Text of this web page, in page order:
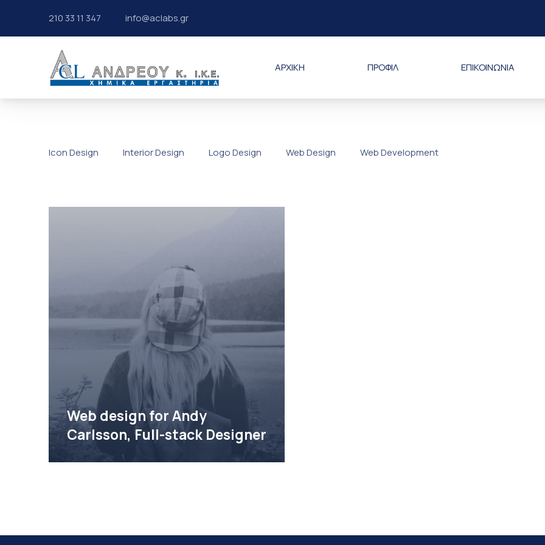
210 33 11 347 info@aclabs.gr
ΧΗΜΙΚΑ ΕΡΓΑΣΤΗΡΙΑ “ΑΝΔΡΕΟΥ K. I.K.E”
ΑΡΧΙΚΗ ΠΡΟΦΙΛ ΕΠΙΚΟΙΝΩΝΙΑ
Icon Design Interior Design Logo Design Web Design Web Development
Web design for Andy
Carlsson, Full-stack Designer
Προηγούμενο